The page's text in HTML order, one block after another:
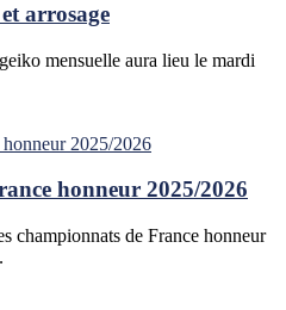
arrosage
mensuelle aura lieu le mardi
honneur 2025/2026
championnats de France honneur